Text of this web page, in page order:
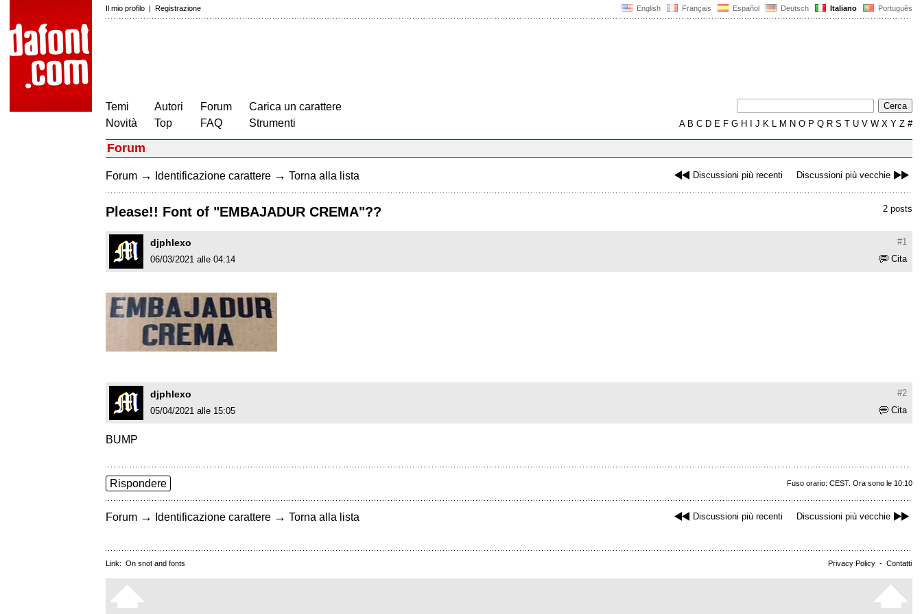
English Français Español Deutsch Italiano Português
Il mio profilo | Registrazione
Temi
Novità
Autori
Top
Forum
FAQ
Carica un carattere
Strumenti
AB C D E F G H J K L M N O P Q R S T U V W X Y Z #
Forum
Discussioni più recenti Discussioni più vecchie
Forum → Identificazione carattere → Torna alla lista
2 posts
Please!! Font of "EMBAJADUR CREMA"??
#1
djphlexo
Cita
06/03/2021 alle 04:14
#2
djphlexo
Cita
05/04/2021 alle 15:05
BUMP
Fuso orario: CEST. Ora sono le 10:10
Rispondere
Discussioni più recenti Discussioni più vecchie
Forum → Identificazione carattere → Torna alla lista
Privacy Policy - Contatti
Link: On snot and fonts